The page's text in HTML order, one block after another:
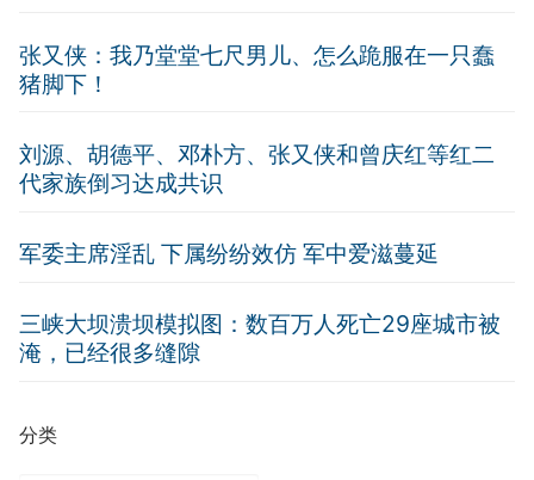
张又侠：我乃堂堂七尺男儿、怎么跪服在一只蠢
猪脚下！
刘源、胡德平、邓朴方、张又侠和曾庆红等红二
代家族倒习达成共识
军委主席淫乱 下属纷纷效仿 军中爱滋蔓延
三峡大坝溃坝模拟图：数百万人死亡29座城市被
淹，已经很多缝隙
分类